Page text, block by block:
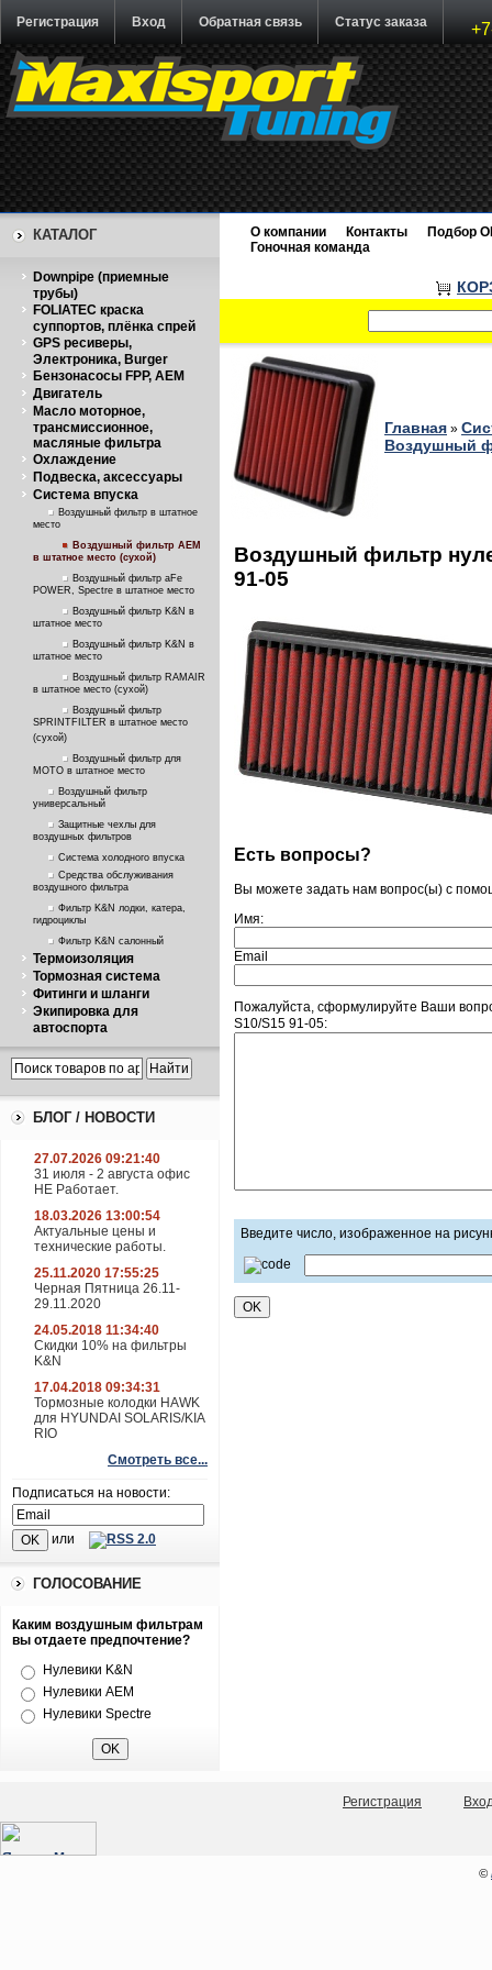
Регистрация Вход Обратная связь Статус заказа
КАТАЛОГ
Downpipe (приемные
трубы)
FOLIATEC краска
суппортов, плёнка спрей
GPS ресиверы,
Электроника, Burger
Бензонасосы FPP, AEM
Двигатель
Масло моторное,
трансмиссионное,
масляные фильтра
Охлаждение
Подвеска, аксессуары
Система впуска
Воздушный фильтр в штатное
место
Воздушный фильтр AEM
в штатное место (сухой)
Воздушный фильтр aFe
POWER, Spectre в штатное место
Воздушный фильтр K&N в
штатное место
Воздушный фильтр K&N в
штатное место
Воздушный фильтр RAMAIR
в штатное место (сухой)
Воздушный фильтр
SPRINTFILTER в штатное место
(сухой)
Воздушный фильтр для
МОТО в штатное место
Воздушный фильтр
универсальный
Защитные чехлы для
воздушных фильтров
Система холодного впуска
Средства обслуживания
воздушного фильтра
Фильтр K&N лодки, катера,
гидроциклы
Фильтр K&N салонный
Термоизоляция
Тормозная система
Фитинги и шланги
Экипировка для
автоспорта
БЛОГ / НОВОСТИ
27.07.2026 09:21:40
31 июля - 2 августа офис
НЕ Работает.
18.03.2026 13:00:54
Актуальные цены и
технические работы.
25.11.2020 17:55:25
Черная Пятница 26.11-
29.11.2020
24.05.2018 11:34:40
Скидки 10% на фильтры
K&N
17.04.2018 09:34:31
Тормозные колодки HAWK
для HYUNDAI SOLARIS/KIA
RIO
Смотреть все...
Подписаться на новости:
или
ГОЛОСОВАНИЕ
Каким воздушным фильтрам
вы отдаете предпочтение?
Нулевики K&N
Нулевики AEM
Нулевики Spectre
О компании Контакты
Подбор
Гоночная команда
Главная »
Воздушный
Воздушный фильтр
91-05
Есть вопросы?
Вы можете задать нам вопрос(ы) с
Имя:
Email
Пожалуйста, сформулируйте Ваши
S10/S15 91-05:
Введите число, изображенное на
Регистрация
©